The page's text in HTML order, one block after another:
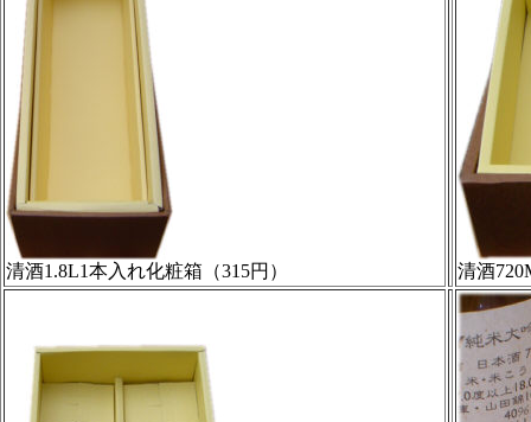
清酒1.8L1本入れ化粧箱（315円） 清酒